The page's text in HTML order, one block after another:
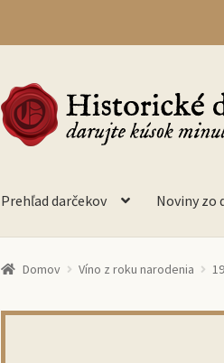
Preskočiť
na
navigáciu
Preskočiť
na
obsah
Prehľad darčekov Noviny zo
Domov Víno z roku narodenia